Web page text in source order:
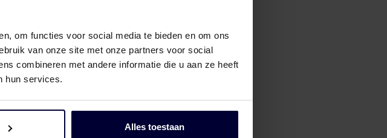
om functies voor social media te bieden en om ons
van onze site met onze partners voor social
combineren met andere informatie die u aan ze heeft
hun services.
Alles toestaan